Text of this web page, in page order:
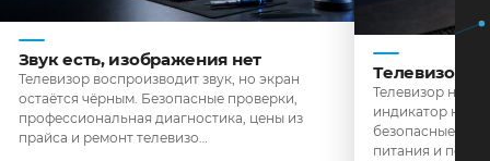
Звук есть, изображения нет
Телевизор воспроизводит звук, но экран
остаётся чёрным. Безопасные проверки,
профессиональная диагностика, цены из
прайса и ремонт телевизо…
Телевизор
Телевизор не
индикатор не
безопасные
питания и